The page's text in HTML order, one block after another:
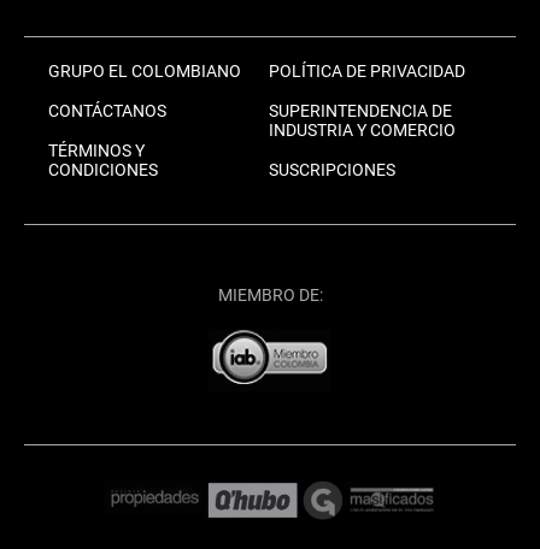
GRUPO EL COLOMBIANO
CONTÁCTANOS
TÉRMINOS Y
CONDICIONES
POLÍTICA DE PRIVACIDAD
SUPERINTENDENCIA DE
INDUSTRIA Y COMERCIO
SUSCRIPCIONES
MIEMBRO DE: